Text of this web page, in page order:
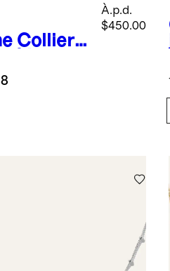
Collier
À.p.d.
$450.00